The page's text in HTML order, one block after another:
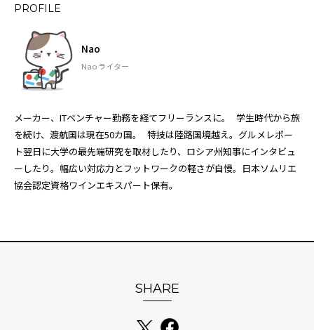
PROFILE
Nao
Nao ライター
メーカー、ITベンチャー勤務を経てフリーランスに。 学生時代から旅
を続け、渡航国は現在50カ国。 特技は陸路国境越え。グルメレポー
ト翌日に大学の最先端研究を取材したり、ロシア州知事にインタビュ
ーしたり。幅広い対応力とフットワークの軽さが自慢。日本ソムリエ
協会認定資格ワインエキスパート保有。
SHARE